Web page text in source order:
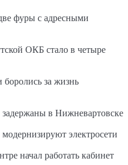
фуры с адресными
ОКБ стало в четыре
боролись за жизнь
в Нижневартовске
электросети
начал работать кабинет